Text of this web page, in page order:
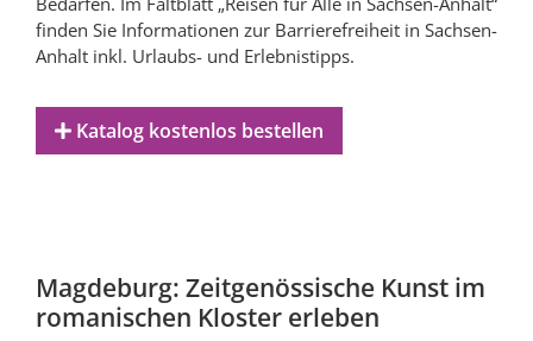
finden Sie Informationen zur Barrierefreiheit in Sachsen-
Anhalt inkl. Urlaubs- und Erlebnistipps.
Katalog kostenlos bestellen
Magdeburg: Zeitgenössische Kunst im
romanischen Kloster erleben